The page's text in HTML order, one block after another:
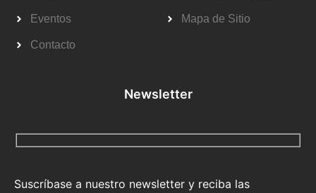
Eventos
Contacto
Mapa de Sitio
Newsletter
Suscríbase a nuestro newsletter y reciba las